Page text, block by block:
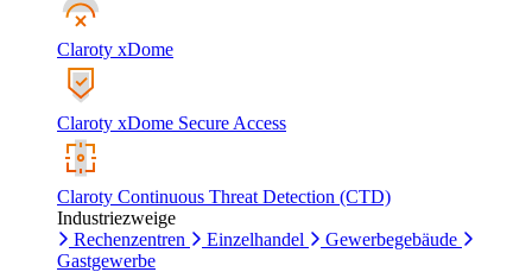
Claroty xDome
Claroty xDome Secure Access
Claroty Continuous Threat Detection (CTD)
Industriezweige
Rechenzentren
Einzelhandel
Gewerbegebäude
Gastgewerbe